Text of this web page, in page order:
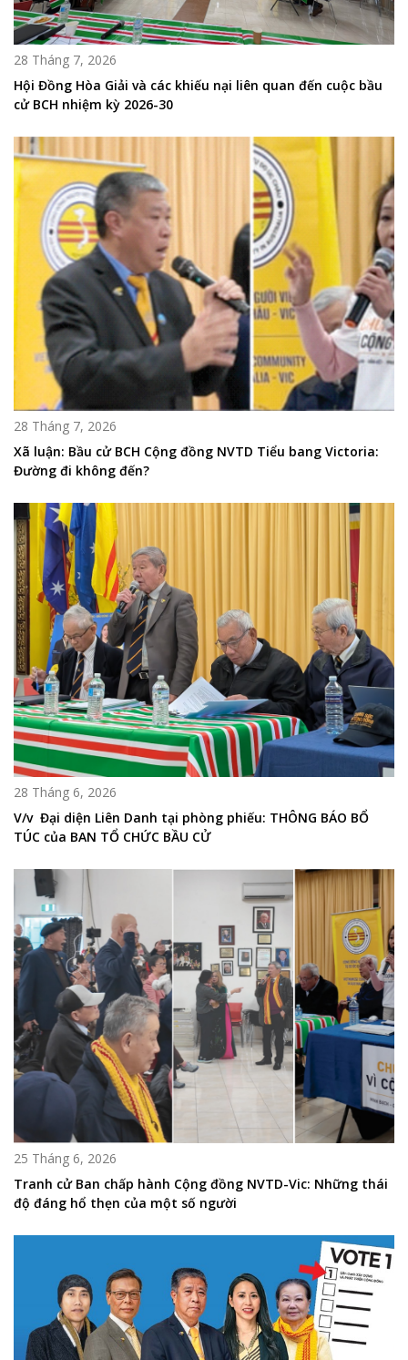
28 Tháng 7, 2026
Hội Đồng Hòa Giải và các khiếu nại liên quan đến cuộc bầu
cử BCH nhiệm kỳ 2026-30
28 Tháng 7, 2026
Xã luận: Bầu cử BCH Cộng đồng NVTD Tiểu bang Victoria:
Đường đi không đến?
28 Tháng 6, 2026
V/v Đại diện Liên Danh tại phòng phiếu: THÔNG BÁO BỔ
TÚC của BAN TỔ CHỨC BẦU CỬ
25 Tháng 6, 2026
Tranh cử Ban chấp hành Cộng đồng NVTD-Vic: Những thái
độ đáng hổ thẹn của một số người